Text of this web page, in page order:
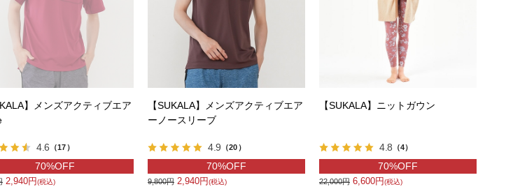
】メンズアクティブエア
4.6 （17）
70%OFF
2,940円(税込)
【SUKALA】メンズアクティブエア
ーノースリーブ
4.9 （20）
70%OFF
9,800円 2,940円(税込)
【SUKALA】ニットガウン
4.8 （4）
70%OFF
22,000円 6,600円(税込)